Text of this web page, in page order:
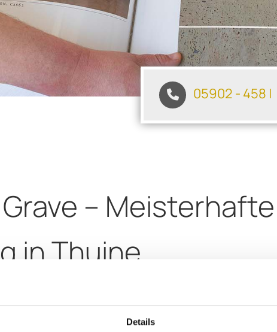
Details
05902 - 458 |
–
in Thuine
mit hoher